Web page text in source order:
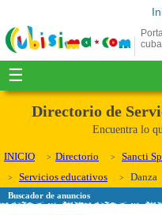
☰
Directorio de
Encuentra lo
INICIO Directorio Sancti
Servicios educativos
Danza
Buscador de anuncios